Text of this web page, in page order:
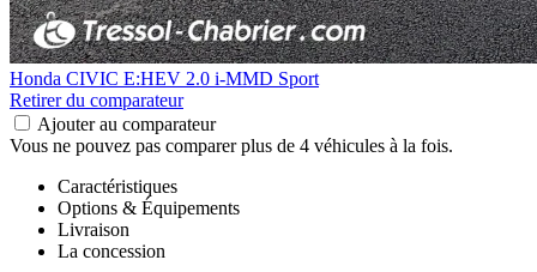
Honda CIVIC E:HEV 2.0 i-MMD Sport
Retirer du comparateur
Ajouter au comparateur
Vous ne pouvez pas comparer plus de 4 véhicules à la fois.
Caractéristiques
Options & Équipements
Livraison
La concession